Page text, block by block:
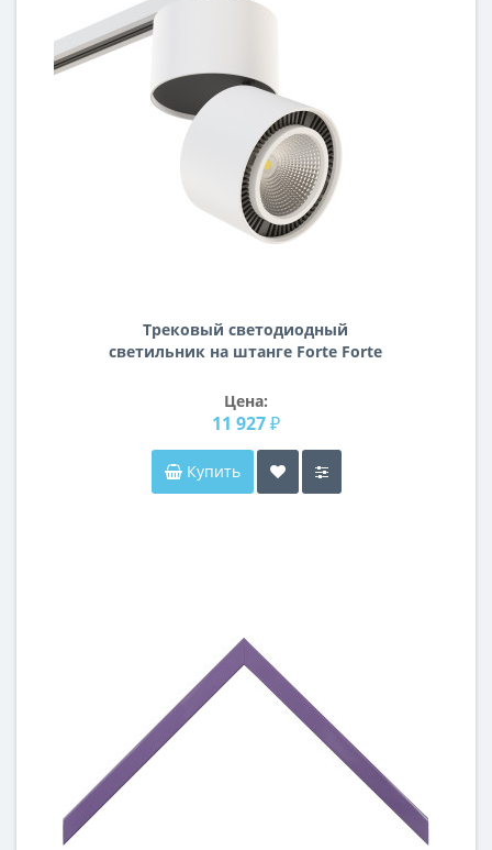
Трековый светодиодный
светильник на штанге Forte Forte
Цена:
11 927 ₽
Купить